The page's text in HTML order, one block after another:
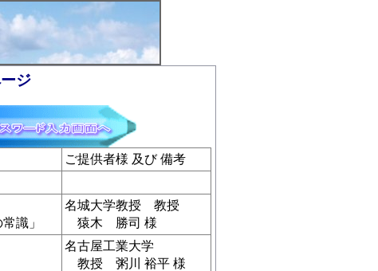
ジ
ご提供者様 及び 備考
識」
名城大学教授 教授
猿木 勝司 様
名古屋工業大学
教授 粥川 裕平 様